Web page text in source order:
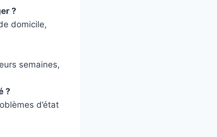
?
domicile,
semaines,
?
d’état